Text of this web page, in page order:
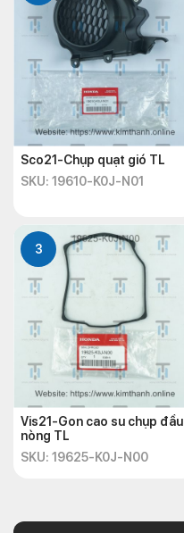
Sco21-Chụp quạt gió TL
SKU: 19610-K0J-N01
3
Vis21-Gon cao su chụp đầu
nòng TL
SKU: 19625-K0J-N00